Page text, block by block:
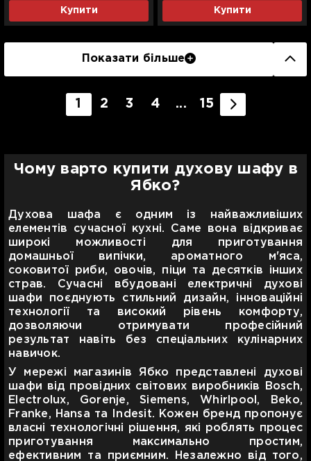
Купити Купити
Показати більше
1 2 3 4 ... 15
Чому варто купити духову шафу в
Ябко?
Духова шафа є одним із найважливіших
елементів сучасної кухні. Саме вона відкриває
широкі можливості для приготування
домашньої випічки, ароматного м'яса,
соковитої риби, овочів, піци та десятків інших
страв. Сучасні вбудовані електричні духові
шафи поєднують стильний дизайн, інноваційні
технології та високий рівень комфорту,
дозволяючи отримувати професійний
результат навіть без спеціальних кулінарних
навичок.
У мережі магазинів Ябко представлені духові
шафи від провідних світових виробників Bosch,
Electrolux, Gorenje, Siemens, Whirlpool, Beko,
Franke, Hansa та Indesit. Кожен бренд пропонує
власні технологічні рішення, які роблять процес
приготування максимально простим,
ефективним та приємним. Незалежно від того,